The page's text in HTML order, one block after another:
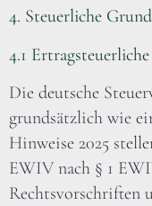
4. Steuerliche
4.1
Die deutsche
grundsätzlich wie
Hinweise 2025
EWIV nach § 1
Rechtsvorschriften